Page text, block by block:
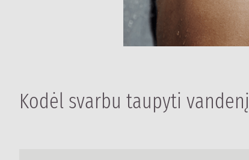
Kodėl svarbu taupyti vandenį